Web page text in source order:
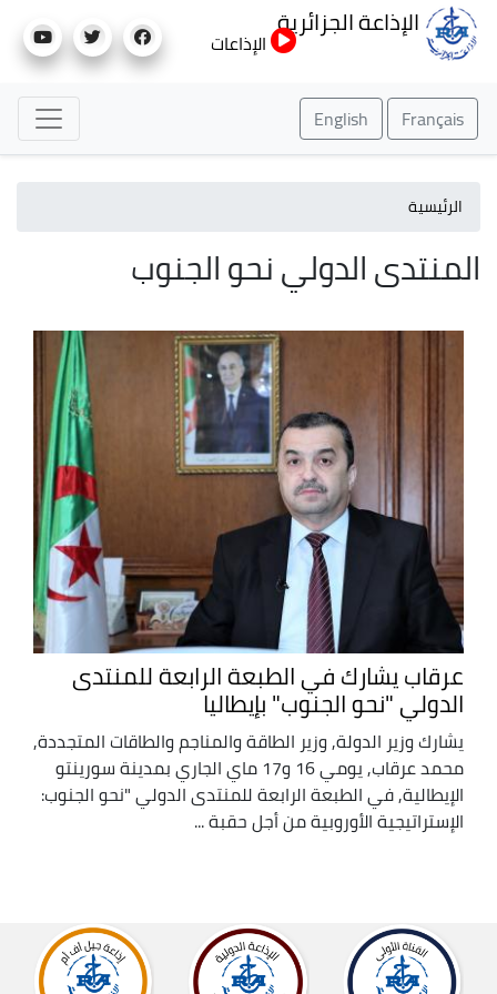
إلى
الإذاعة الجزائرية
الإذاعات
Français
English
الرئيسية
المنتدى الدولي نحو الجنوب
عرقاب يشارك في الطبعة الرابعة للمنتدى
الدولي "نحو الجنوب" بإيطاليا
يشارك وزير الدولة, وزير الطاقة والمناجم والطاقات المتجددة,
محمد عرقاب, يومي 16 و17 ماي الجاري بمدينة سورينتو
الإيطالية, في الطبعة الرابعة للمنتدى الدولي "نحو الجنوب:
الإستراتيجية الأوروبية من أجل حقبة ...